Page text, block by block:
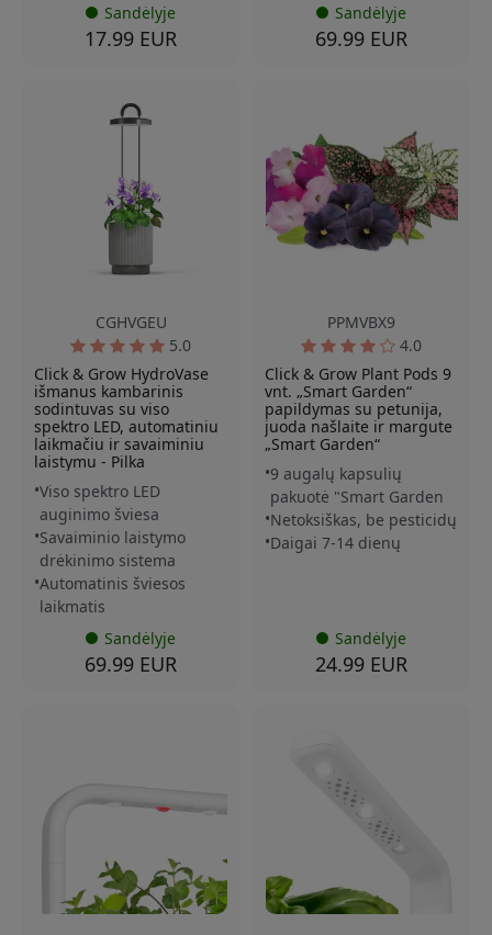
Sandėlyje
17.99 EUR
Sandėlyje
69.99 EUR
CGHVGEU
5.0
Click & Grow HydroVase
išmanus kambarinis
sodintuvas su viso
spektro LED, automatiniu
laikmačiu ir savaiminiu
laistymu - Pilka
Viso spektro LED
auginimo šviesa
Savaiminio laistymo
drėkinimo sistema
Automatinis šviesos
laikmatis
Sandėlyje
69.99 EUR
PPMVBX9
4.0
Click & Grow Plant Pods 9
vnt. „Smart Garden“
papildymas su petunija,
juoda našlaite ir margute
„Smart Garden“
9 augalų kapsulių
pakuotė "Smart Garden
Netoksiškas, be pesticidų
Daigai 7-14 dienų
Sandėlyje
24.99 EUR